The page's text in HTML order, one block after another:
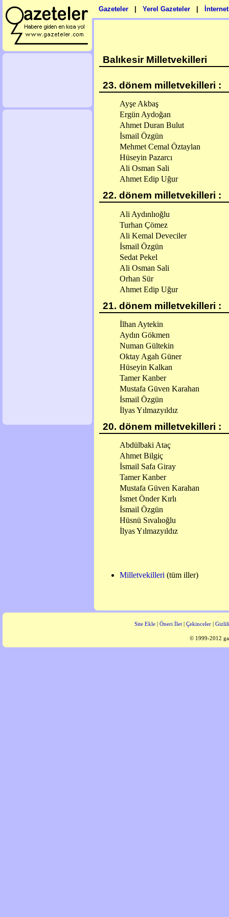
Gazeteler Yerel Gazeteler
Balıkesir Milletvekilleri
23. dönem milletvekilleri :
Ayşe Akbaş
Ergün Aydoğan
Ahmet Duran Bulut
İsmail Özgün
Mehmet Cemal Öztaylan
Hüseyin Pazarcı
Ali Osman Sali
Ahmet Edip Uğur
22. dönem milletvekilleri :
Ali Aydınlıoğlu
Turhan Çömez
Ali Kemal Deveciler
İsmail Özgün
Sedat Pekel
Ali Osman Sali
Orhan Sür
Ahmet Edip Uğur
21. dönem milletvekilleri :
İlhan Aytekin
Aydın Gökmen
Numan Gültekin
Oktay Agah Güner
Hüseyin Kalkan
Tamer Kanber
Mustafa Güven Karahan
İsmail Özgün
İlyas Yılmazyıldız
20. dönem milletvekilleri :
Abdülbaki Ataç
Ahmet Bilgiç
İsmail Safa Giray
Tamer Kanber
Mustafa Güven Karahan
İsmet Önder Kırlı
İsmail Özgün
Hüsnü Sıvalıoğlu
İlyas Yılmazyıldız
Milletvekilleri (tüm iller)
Site Ekle| Öneri İlet| Çekinceler|
© 1999-2012